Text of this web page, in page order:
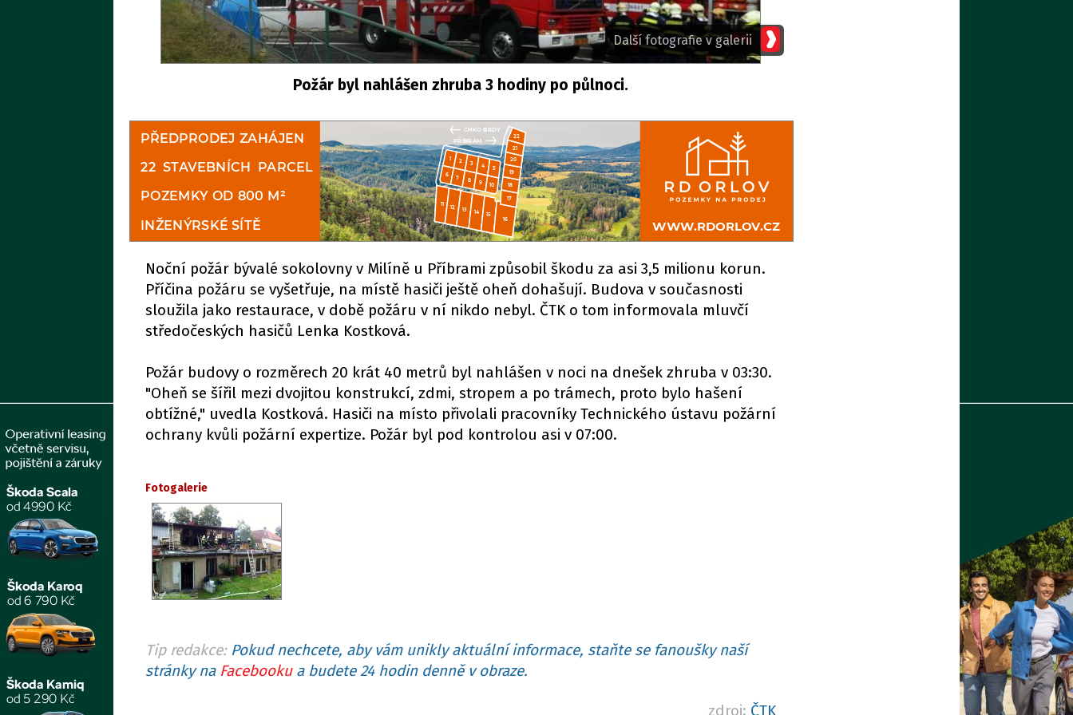
Další fotografie v galerii
Požár byl nahlášen zhruba 3 hodiny po půlnoci.
Noční požár bývalé sokolovny v Milíně u Příbrami způsobil škodu za asi 3,5 milionu korun.
Příčina požáru se vyšetřuje, na místě hasiči ještě oheň dohašují. Budova v současnosti
sloužila jako restaurace, v době požáru v ní nikdo nebyl. ČTK o tom informovala mluvčí
středočeských hasičů Lenka Kostková.
Požár budovy o rozměrech 20 krát 40 metrů byl nahlášen v noci na dnešek zhruba v 03:30.
"Oheň se šířil mezi dvojitou konstrukcí, zdmi, stropem a po trámech, proto bylo hašení
obtížné," uvedla Kostková. Hasiči na místo přivolali pracovníky Technického ústavu požární
ochrany kvůli požární expertize. Požár byl pod kontrolou asi v 07:00.
Fotogalerie
Tip redakce: Pokud nechcete, aby vám unikly aktuální informace, staňte se fanoušky naší
stránky na Facebookua budete 24 hodin denně v obraze.
zdroj: ČTK